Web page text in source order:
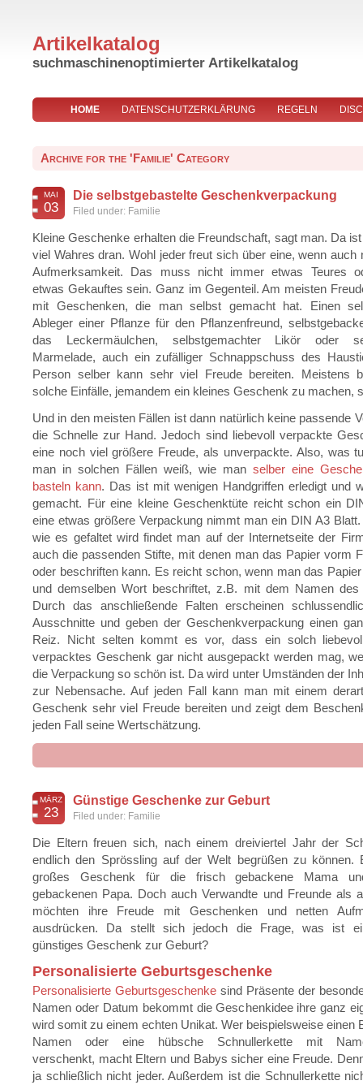
Artikelkatalog
suchmaschinenoptimierter Artikelkatalog
HOME DATENSCHUTZERKLÄRUNG REGELN
Archive for the 'Familie' Category
MAI
03
Die selbstgebastelte Geschenkverpackung
Filed under: Familie
Kleine Geschenke erhalten die Freundschaft, sagt man. Da
viel Wahres dran. Wohl jeder freut sich über eine, wenn auch
Aufmerksamkeit. Das muss nicht immer etwas Teures
etwas Gekauftes sein. Ganz im Gegenteil. Am meisten
mit Geschenken, die man selbst gemacht hat. Einen
Ableger einer Pflanze für den Pflanzenfreund,
das Leckermäulchen, selbstgemachter Likör oder
Marmelade, auch ein zufälliger Schnappschuss des
Person selber kann sehr viel Freude bereiten. Meistens
solche Einfälle, jemandem ein kleines Geschenk zu machen,
Und in den meisten Fällen ist dann natürlich keine passende
die Schnelle zur Hand. Jedoch sind liebevoll verpackte
eine noch viel größere Freude, als unverpackte. Also, was
man in solchen Fällen weiß, wie man selber eine
basteln kann. Das ist mit wenigen Handgriffen erledigt und
gemacht. Für eine kleine Geschenktüte reicht schon ein
eine etwas größere Verpackung nimmt man ein DIN A3 Blatt.
wie es gefaltet wird findet man auf der Internetseite der
auch die passenden Stifte, mit denen man das Papier vorm
oder beschriften kann. Es reicht schon, wenn man das
und demselben Wort beschriftet, z.B. mit dem Namen des
Durch das anschließende Falten erscheinen
Ausschnitte und geben der Geschenkverpackung einen
Reiz. Nicht selten kommt es vor, dass ein solch
verpacktes Geschenk gar nicht ausgepackt werden mag,
die Verpackung so schön ist. Da wird unter Umständen der
zur Nebensache. Auf jeden Fall kann man mit einem
Geschenk sehr viel Freude bereiten und zeigt dem
jeden Fall seine Wertschätzung.
MÄRZ
23
Günstige Geschenke zur Geburt
Filed under: Familie
Die Eltern freuen sich, nach einem dreiviertel Jahr der
endlich den Sprössling auf der Welt begrüßen zu können.
großes Geschenk für die frisch gebackene Mama
gebackenen Papa. Doch auch Verwandte und Freunde als
möchten ihre Freude mit Geschenken und netten
ausdrücken. Da stellt sich jedoch die Frage, was ist
günstiges Geschenk zur Geburt?
Personalisierte Geburtsgeschenke
Personalisierte Geburtsgeschenke sind Präsente der
Namen oder Datum bekommt die Geschenkidee ihre ganz
wird somit zu einem echten Unikat. Wer beispielsweise einen
Namen oder eine hübsche Schnullerkette mit
verschenkt, macht Eltern und Babys sicher eine Freude.
ja schließlich nicht jeder. Außerdem ist die Schnullerkette